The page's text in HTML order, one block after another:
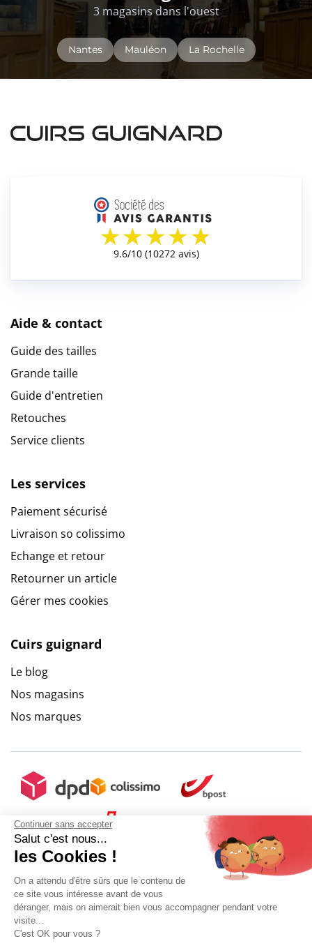
Continuer sans accepter
Salut c'est nous...
les Cookies !
On a attendu d'être sûrs que le contenu de
ce site vous intéresse avant de vous
déranger, mais on aimerait bien vous accompagner pendant votre
visite...
C'est OK pour vous ?
3 magasins dans l'ouest
Nantes Mauléon La Rochelle
Aide & contact
Guide des tailles
Grande taille
Guide d'entretien
Retouches
Service clients
Les services
Paiement sécurisé
Livraison so colissimo
Echange et retour
Retourner un article
Gérer mes cookies
Cuirs guignard
Le blog
Nos magasins
Nos marques